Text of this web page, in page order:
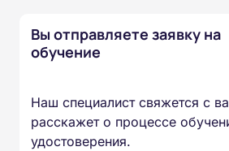
Вы отправляете заявку на
обучение
Наш специалист свяжется с
расскажет о процессе
удостоверения.